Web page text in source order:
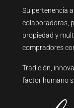
Su pertenencia
colaboradoras,
propiedad y
compradores
Tradición,
factor humano